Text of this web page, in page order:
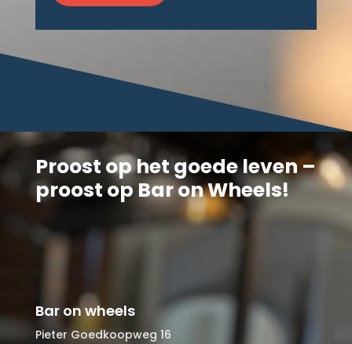
Proost op het goede leven –
proost op Bar on Wheels!
Bar on wheels
Pieter Goedkoopweg 16